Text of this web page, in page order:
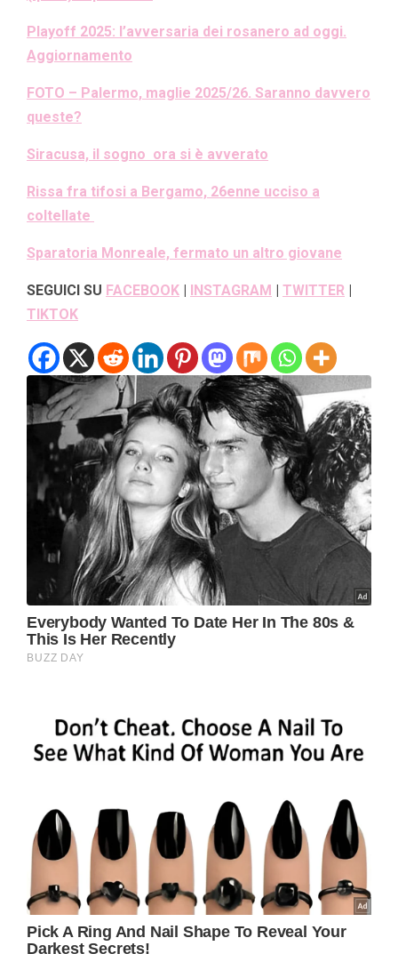
Playoff 2025: l’avversaria dei rosanero ad oggi.
Aggiornamento
FOTO – Palermo, maglie 2025/26. Saranno davvero
queste?
Siracusa, il sogno ora si è avverato
Rissa fra tifosi a Bergamo, 26enne ucciso a
coltellate
Sparatoria Monreale, fermato un altro giovane
SEGUICI SU FACEBOOK | INSTAGRAM | TWITTER |
TIKTOK